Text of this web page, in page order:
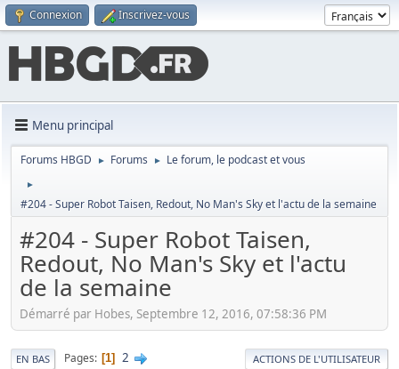
Connexion Inscrivez-vous
Menu principal
Forums HBGD ► Forums ► Le forum, le podcast et vous
►
#204 - Super Robot Taisen, Redout, No Man's Sky et l'actu de la semaine
#204 - Super Robot Taisen,
Redout, No Man's Sky et l'actu
de la semaine
Démarré par Hobes, Septembre 12, 2016, 07:58:36 PM
EN BAS Pages 1 2 ACTIONS DE L'UTILISATEUR